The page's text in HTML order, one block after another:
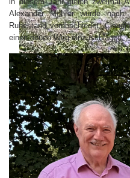
Alexander Möhrer wurde
Ruhestand verabschiedet,
einen neuen Weg einzuschlagen.